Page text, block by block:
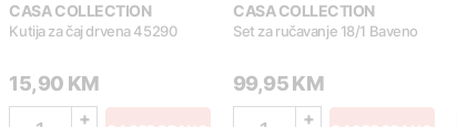
CASA COLLECTION
Kutija za čaj drvena 45290
15,90 KM
+
CASA COLLECTION
Set za ručavanje 18/1 Baveno
99,95 KM
+